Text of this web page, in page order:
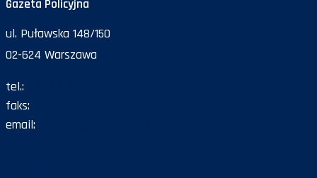
Gazeta Policyjna
ul. Puławska 148/150
02-624 Warszawa
tel.:
faks:
email: